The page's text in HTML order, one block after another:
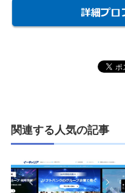
関連する人気の記事